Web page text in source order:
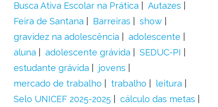
Busca Ativa Escolar na Prática
Autazes
Feira de Santana
Barreiras
show
gravidez na adolescência
adolescente
aluna
adolescente grávida
SEDUC-PI
estudante grávida
jovens
mercado de trabalho
trabalho
leitura
Selo UNICEF 2025-2025
cálculo das metas